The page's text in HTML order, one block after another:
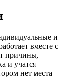
и
вместе с
причины,
и учатся
нет места